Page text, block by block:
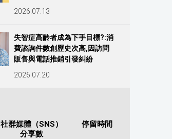
2026.07.13
失智症高齡者成為下手目標?:消
費諮詢件數創歷史次高,因訪問
販售與電話推銷引發糾紛
2026.07.20
社群媒體（SNS）
分享數
停留時間